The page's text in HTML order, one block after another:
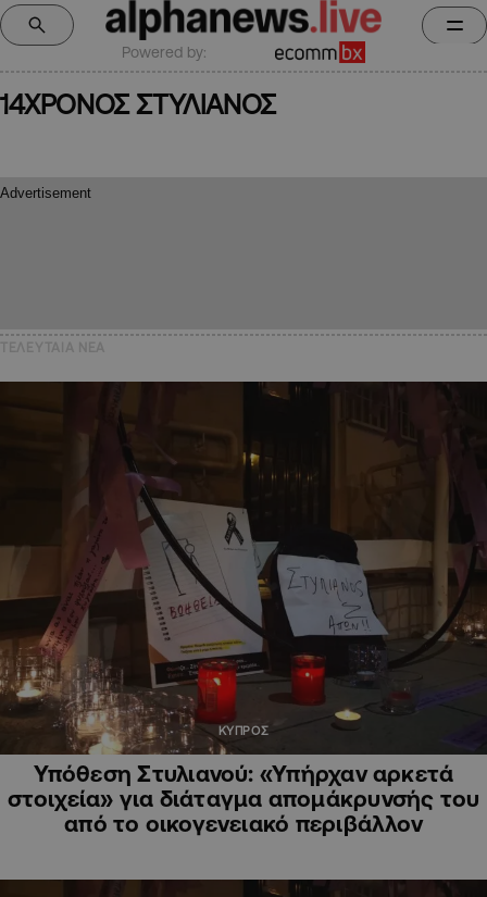
Powered by:
14ΧΡΟΝΟΣ ΣΤΥΛΙΑΝΟΣ
ΚΥΠΡΟΣ
Υπόθεση Στυλιανού: «Υπήρχαν αρκετά
στοιχεία» για διάταγμα απομάκρυνσής του
από το οικογενειακό περιβάλλον